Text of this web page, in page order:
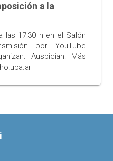
a la
las 17:30 h en el Salón
por YouTube
Auspician: Más